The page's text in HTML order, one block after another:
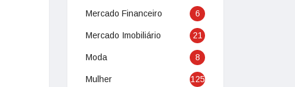
Mercado Financeiro 6
Mercado Imobiliário 21
Moda 8
Mulher 125